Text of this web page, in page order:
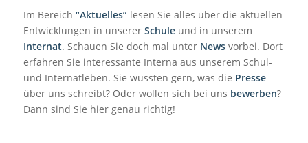
Im Bereich “Aktuelles”lesen Sie alles über die aktuellen
Entwicklungen in unserer Schuleund in unserem
Internat. Schauen Sie doch mal unter News vorbei. Dort
erfahren Sie interessante Interna aus unserem Schul-
und Internatleben. Sie wüssten gern, was die Presse
über uns schreibt? Oder wollen sich bei uns bewerben?
Dann sind Sie hier genau richtig!